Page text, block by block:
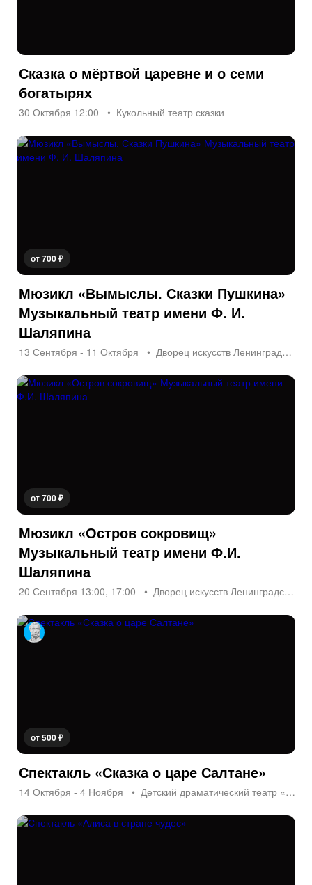
Сказка о мёртвой царевне и о семи
богатырях
30 Октября 12:00 Кукольный театр сказки
от 700 ₽
Мюзикл «Вымыслы. Сказки Пушкина»
Музыкальный театр имени Ф. И.
Шаляпина
13 Сентября - 11 Октября Дворец искусств Ленинградской Области
от 700 ₽
Мюзикл «Остров сокровищ»
Музыкальный театр имени Ф.И.
Шаляпина
20 Сентября 13:00, 17:00 Дворец искусств Ленинградской Области
от 500 ₽
Спектакль «Сказка о царе Салтане»
14 Октября - 4 Ноября Детский драматический театр «На Неве»